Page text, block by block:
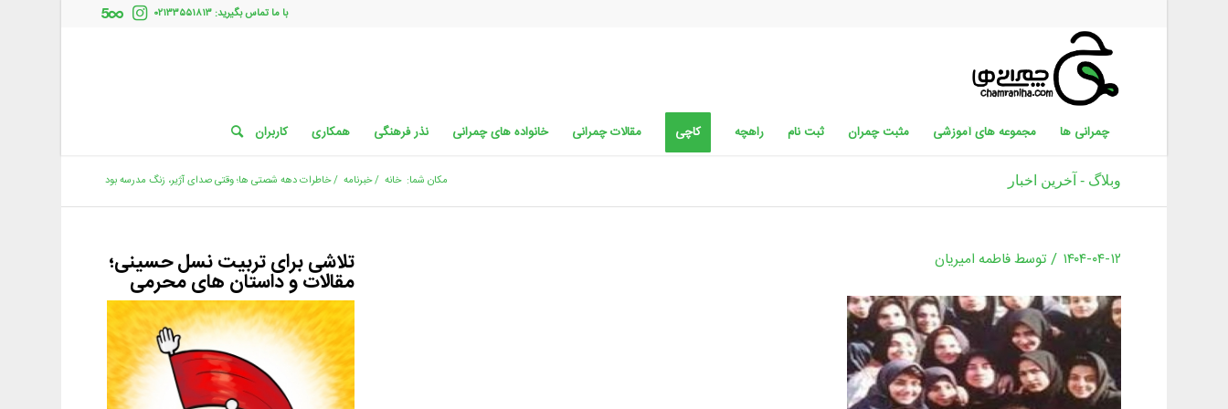
با ما تماس بگیرید: ۰۲۱۳۳۵۵۱۸۱۳
چمرانی ها مجموعه های آموزشی مثبت چمران ثبت نام راهچه کاچی مقالات چمرانی خانواده های چمرانی نذر فرهنگی همکاری کاربران
وبلاگ - آخرین اخبار مکان شما: خانه /خبرنامه /خاطرات دهه شصتی ها؛ وقتی صدای آژیر، زنگ مدرسه بود
۱۴۰۴-۰۴-۱۲ / توسطفاطمه امیریان تلاشی برای تربیت نسل حسینی؛
مقالات و داستان های محرمی